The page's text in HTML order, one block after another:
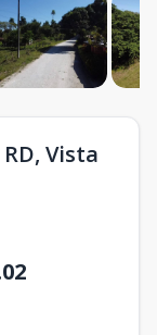
Vista